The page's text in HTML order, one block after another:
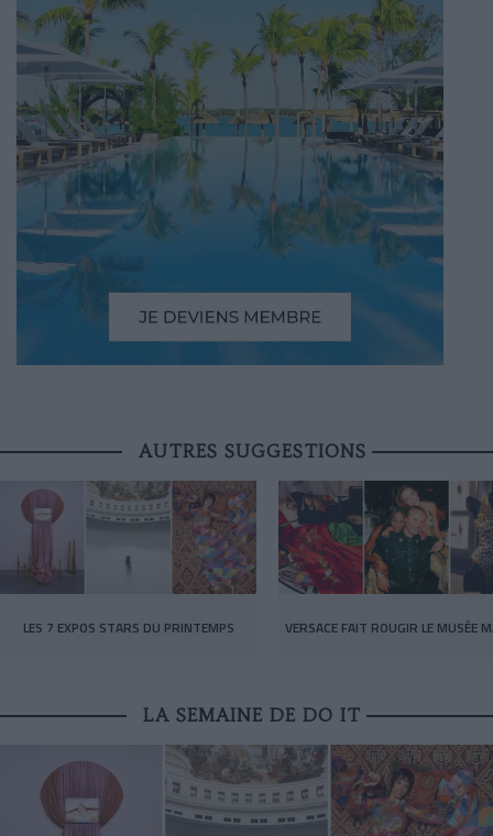
AUTRES SUGGESTIONS
LES 7 EXPOS STARS DU PRINTEMPS VERSACE FAIT ROUGIR LE MUSÉE
LA SEMAINE DE DO IT